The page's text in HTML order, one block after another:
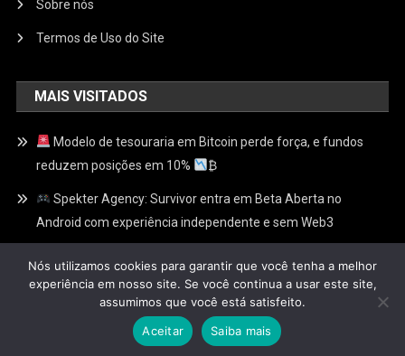
Sobre nós
Termos de Uso do Site
MAIS VISITADOS
Modelo de tesouraria em Bitcoin perde força, e fundos
reduzem posições em 10%
₿
Spekter Agency: Survivor entra em Beta Aberta no
Android com experiência independente e sem Web3
ser jogado com um clique, sem cadastro e sem carteira
Fliperamaweb3| Theme: News Portal by Mystery Themes
Nós utilizamos cookies para garantir que você tenha a melhor
experiência em nosso site. Se você continua a usar este site,
assumimos que você está satisfeito.
Aceitar
Saiba mais